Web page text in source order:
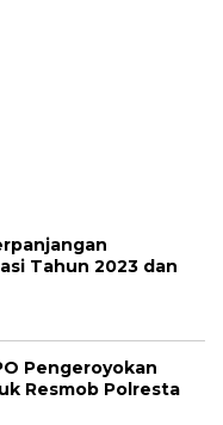
Tahun 2023 dan
Pengeroyokan
Resmob Polresta